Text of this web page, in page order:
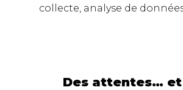
collecte, analyse de
Des attentes…